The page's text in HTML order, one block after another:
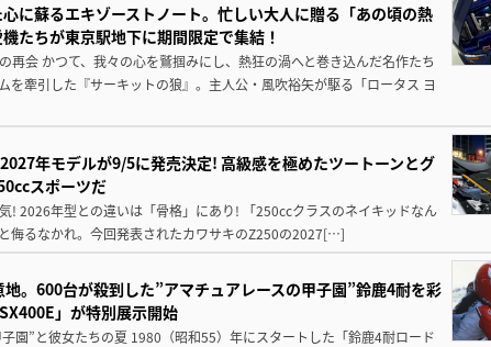
に蘇るエキゾーストノート。忙しい大人に贈る「あの頃の熱
たちが東京駅地下に期間限定で集結！
再会 かつて、我々の心を鷲掴みにし、熱狂の渦へと巻き込んだ名作たち
を牽引した『サーキットの狼』。主人公・風吹裕矢が駆る「ロータス ヨ
年モデルが9/5に発売決定! 高級感を極めたツートーンとグ
スポーツだ
! 2026年型との違いは「骨格」にあり! 「250ccクラスのネイキッドなん
侮るなかれ。今回発表されたカワサキのZ250の2027[…]
。600台が殺到した”アマチュアレースの甲子園”鈴鹿4耐を彩
」が特別展示開始
園”と彼女たちの夏 1980（昭和55）年にスタートした「鈴鹿4耐ロード